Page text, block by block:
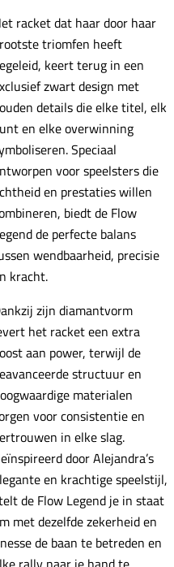
racket dat haar door haar
triomfen heeft
keert terug in een
zwart design met
details die elke titel, elk
en elke overwinning
Speciaal
voor speelsters die
en prestaties willen
biedt de Flow
de perfecte balans
wendbaarheid, precisie
kracht.
zijn diamantvorm
het racket een extra
aan power, terwijl de
structuur en
materialen
voor consistentie en
in elke slag.
door Alejandra’s
en krachtige speelstijl,
de Flow Legend je in staat
met dezelfde zekerheid en
de baan te betreden en